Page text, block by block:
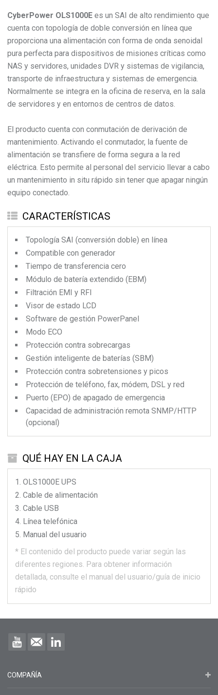
CyberPower OLS1000E es un SAI de alto rendimiento que
cuenta con topología de doble conversión en línea que
proporciona una alimentación con forma de onda senoidal
pura perfecta para dispositivos de misiones críticas como
NAS y servidores, unidades DVR y sistemas de vigilancia,
transporte de infraestructura y sistemas de emergencia.
Normalmente se integra en la oficina de reserva, en la sala
de servidores y en entornos de centros de datos.
El producto cuenta con conmutación de derivación de
mantenimiento. Activando el conmutador, la fuente de
alimentación se transfiere de forma segura a la red
eléctrica. Esto permite al personal del servicio llevar a cabo
un mantenimiento in situ rápido sin tener que apagar ningún
equipo conectado.
CARACTERÍSTICAS
Topología SAI (conversión doble) en línea
Compatible con generador
Tiempo de transferencia cero
Módulo de batería extendido (EBM)
Filtración EMI y RFI
Visor de estado LCD
Software de gestión PowerPanel
Modo ECO
Protección contra sobrecargas
Gestión inteligente de baterías (SBM)
Protección contra sobretensiones y picos
Protección de teléfono, fax, módem, DSL y red
Puerto (EPO) de apagado de emergencia
Capacidad de administración remota SNMP/HTTP
(opcional)
QUÉ HAY EN LA CAJA
OLS1000E UPS
Cable de alimentación
Cable USB
Línea telefónica
Manual del usuario
* El contenido del producto puede variar según las
diferentes regiones. Para obtener información
detallada, consulte el manual del usuario/guía de inicio
rápido
COMPAÑÍA